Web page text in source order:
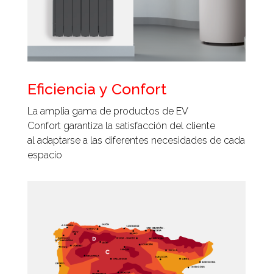
Eficiencia y Confort
La amplia gama de productos de EV
Confort garantiza la satisfacción del cliente
al adaptarse a las diferentes necesidades de cada
espacio